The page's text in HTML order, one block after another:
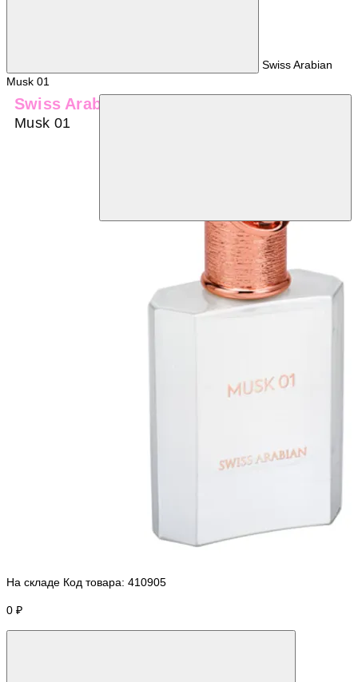
Swiss Arabian
Musk 01
Swiss Arabian
Musk 01
На складе Код товара: 410905
0 ₽